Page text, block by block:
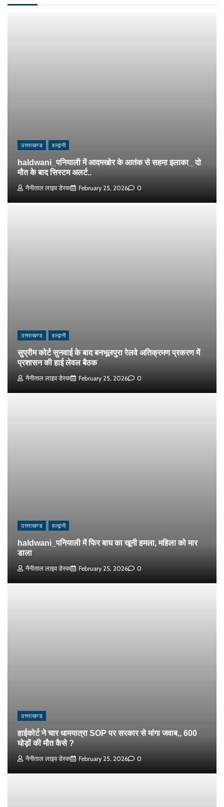
उत्तराखण्ड हल्द्वानी
haldwani_पनियाली में आदमखोर के आतंक से सहमा इलाका_ दो
मौत के बाद सिस्टम अलर्ट..
नैनीताल लाइव डेस्क February 25, 2026 0
उत्तराखण्ड हल्द्वानी
सुप्रीम कोर्ट सुनवाई के बाद बनभूलपुरा रेलवे अतिक्रमण प्रकरण में
प्रशासन की हाई लेवल बैठक
नैनीताल लाइव डेस्क February 25, 2026 0
उत्तराखण्ड हल्द्वानी
haldwani_पनियाली में फिर बाघ का खूनी हमला, महिला को मार
डाला
नैनीताल लाइव डेस्क February 25, 2026 0
उत्तराखण्ड
हाईकोर्ट ने चार धामयात्रा SOP पर सरकार से मांगा जवाब,, 600
घोड़ों की मौत कैसे ?
नैनीताल लाइव डेस्क February 25, 2026 0